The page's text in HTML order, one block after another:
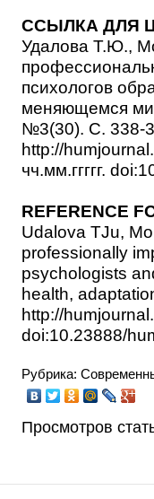
ССЫЛКА ДЛЯ
Удалова Т.Ю.,
психологов
меняющемся
№3(30). C. 338-
http://
чч.мм.ггггг.
REFERENCE
Udalova TJu,
professionally
psychologists
health,
http://
doi:10.23888/
Рубрика:
Просмотров